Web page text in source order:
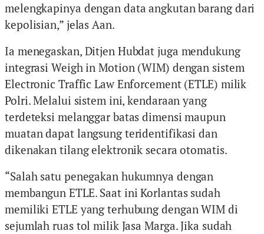
melengkapinya dengan data angkutan barang dari
kepolisian,” jelas Aan.
Ia menegaskan, Ditjen Hubdat juga mendukung
integrasi Weigh in Motion (WIM) dengan sistem
Electronic Traffic Law Enforcement (ETLE) milik
Polri. Melalui sistem ini, kendaraan yang
terdeteksi melanggar batas dimensi maupun
muatan dapat langsung teridentifikasi dan
dikenakan tilang elektronik secara otomatis.
“Salah satu penegakan hukumnya dengan
membangun ETLE. Saat ini Korlantas sudah
memiliki ETLE yang terhubung dengan WIM di
sejumlah ruas tol milik Jasa Marga. Jika sudah